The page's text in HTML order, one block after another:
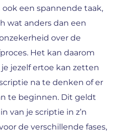
een spannende taak,
wat anders dan een
over de
Het kan daarom
jezelf ertoe kan zetten
na te denken of er
te beginnen. Dit geldt
van je scriptie in z’n
de verschillende fases,